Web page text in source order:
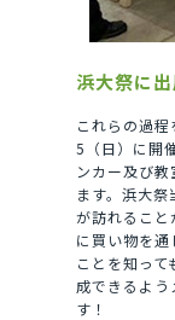
浜大祭に
これらの過
5（日）に開
ンカー及び
ます。浜大
が訪れるこ
に買い物を通
ことを知っ
成できるよ
す！